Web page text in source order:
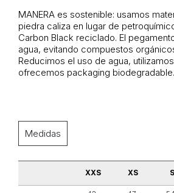
MANERA es sostenible: usamos
piedra caliza en lugar de
Carbon Black reciclado. El
agua, evitando compuestos
Reducimos el uso de agua,
ofrecemos packaging biodegradable.
Medidas
XXS XS S